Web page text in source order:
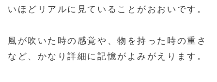
いほどリアルに見ていることがおおいです。
風が吹いた時の感覚や、物を持った時の重さ
など、かなり詳細に記憶がよみがえります。